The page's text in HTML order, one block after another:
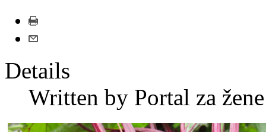
Details
Written by Portal za žene